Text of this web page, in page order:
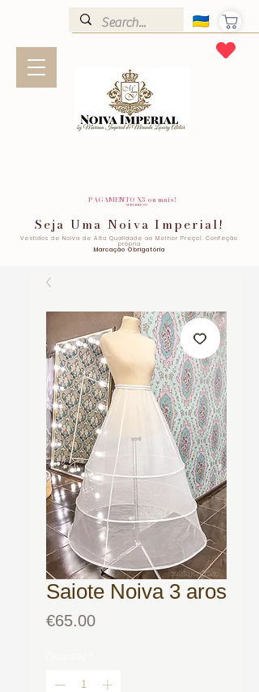
PAGAMENTO X3 ou mais!
SEM JUROS!
Seja Uma Noiva Imperial!
Vestidos de Noiva de Alta Qualidade ao Melhor Preço!. Confeção
própria
Marcação Obrigatória
Saiote Noiva 3 aros
€65.00Price